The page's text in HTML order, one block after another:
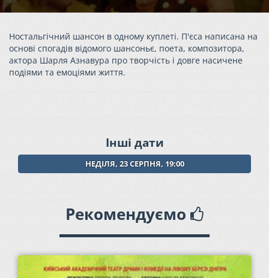
Ностальгічний шансон в одному куплеті. П'єса написана на
основі спогадів відомого шансоньє, поета, композитора,
актора Шарля Азнавура про творчість і довге насичене
подіями та емоціями життя.
Інші дати
НЕДІЛЯ, 23 СЕРПНЯ, 19:00
Рекомендуємо